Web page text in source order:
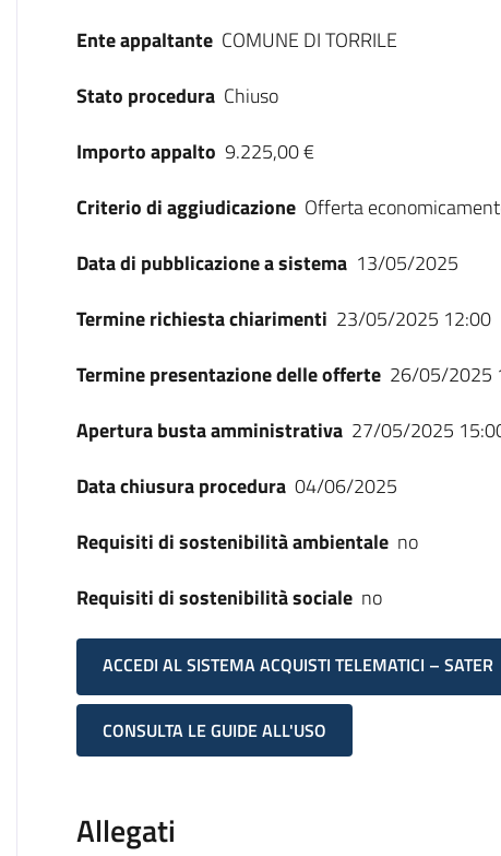
Ente appaltante COMUNE DI TORRILE
Stato procedura Chiuso
Importo appalto 9.225,00 €
Criterio di aggiudicazione Offerta
Data di pubblicazione a sistema 13/05/2025
Termine richiesta chiarimenti 23/05/2025 12:00
Termine presentazione delle offerte 26/05/2025
Apertura busta amministrativa 27/05/2025
Data chiusura procedura 04/06/2025
Requisiti di sostenibilità ambientale no
Requisiti di sostenibilità sociale no
ACCEDI AL SISTEMA ACQUISTI TELEMATICI – SATER
CONSULTA LE GUIDE ALL'USO
Allegati